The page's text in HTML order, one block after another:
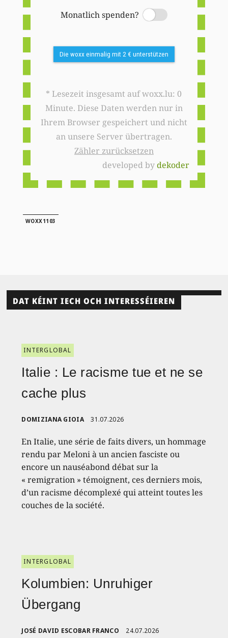
Monatlich spenden?
Switch
Die woxx einmalig mit 2 € unterstützen
* Lesezeit insgesamt auf woxx.lu: 0
Minute. Diese Daten werden nur in
Ihrem Browser gespeichert und nicht
an unsere Server übertragen.
Zähler zurücksetzen
developed bydekoder
WOXX1103
DAT KÉINT IECH OCH INTERESSÉIEREN
INTERGLOBAL
Italie : Le racisme tue et ne se
cache plus
DOMIZIANA GIOIA 31.07.2026
En Italie, une série de faits divers, un hommage
rendu par Meloni à un ancien fasciste ou
encore un nauséabond débat sur la
« remigration » témoignent, ces derniers mois,
d’un racisme décomplexé qui atteint toutes les
couches de la société.
INTERGLOBAL
Kolumbien: Unruhiger
Übergang
JOSÉ DAVID ESCOBAR FRANCO 24.07.2026